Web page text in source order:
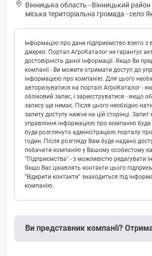
Вінницька область - Вінницький район
міська територіальна громада -село
Інформацію про дане підприємство взято з
джерел. Портал АгроКаталог не гарантує
достовірність даної інформації. Якщо Ви
компанії - Ви можете отримати доступ до
інформацією про компанію. Для цього
авторизуватися на порталі АгроКаталог -
обліковий запис, і зареєструватися - якщо
запису ще немає. Після цього необхідно
запиту доступу нижче на цій сторінці. Запит
управління інформацією про компанію буде
буде розглянуто адміністрацією порталу
годин. Після розгляду Вам буде надано
побачити компанію у Вашому особистому
"Підприємства" - з можливістю редагувати
Якщо Вас цікавлять контакти цього
"Відкрити контакти" знаходиться під
компанію.
Ви представник компанії?